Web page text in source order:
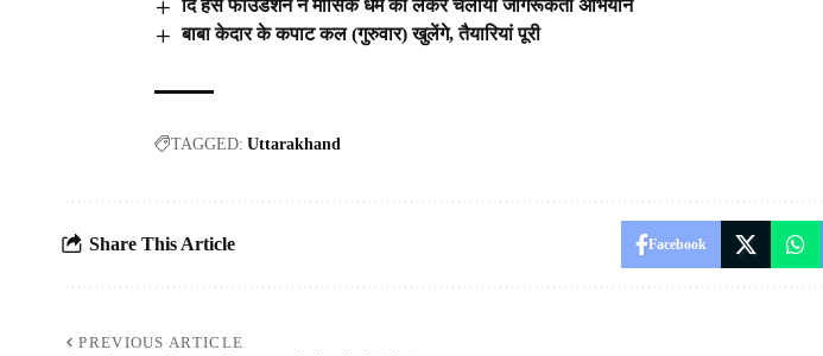
दि हंस फाउंडेशन ने मासिक धर्म को लेकर चलाया जागरूकता अभियान
बाबा केदार के कपाट कल (गुरुवार) खुलेंगे, तैयारियां पूरी
TAGGED: Uttarakhand
Share This Article Facebook
PREVIOUS ARTICLE